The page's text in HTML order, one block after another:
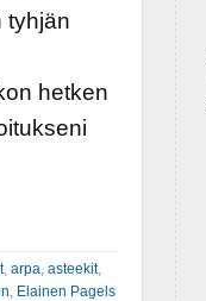
tyhjän
hetken
, arpa, asteekit,
, Elainen Pagels